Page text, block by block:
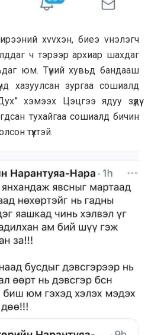
xvvxэн, биeэ vнэлэгч
ч тэрээр apxиар шахдаг
юм. Түүний хувьд бандааш
хазуулсан зургаа сошиалд
хэмээх Цэцгээ ядуу зүдүү
тухайгаа сошиалд бичин
түүхтэй.